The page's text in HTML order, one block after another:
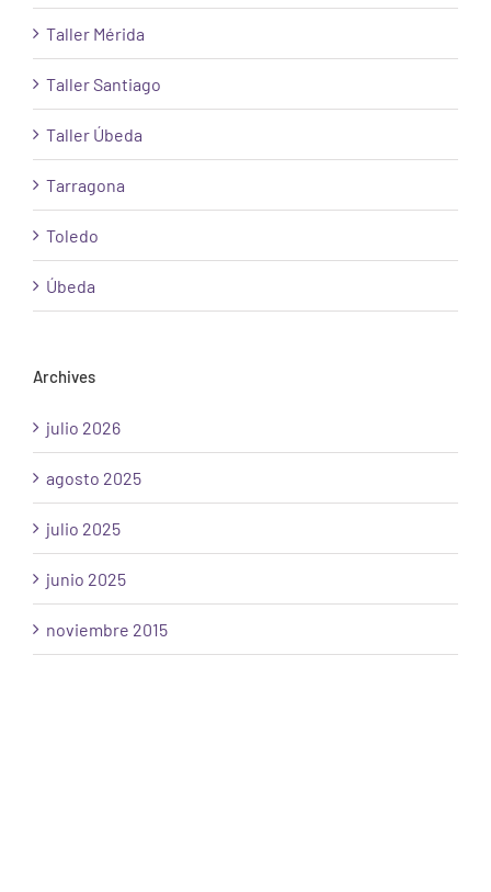
Taller Mérida
Taller Santiago
Taller Úbeda
Tarragona
Toledo
Úbeda
Archives
julio 2026
agosto 2025
julio 2025
junio 2025
noviembre 2015